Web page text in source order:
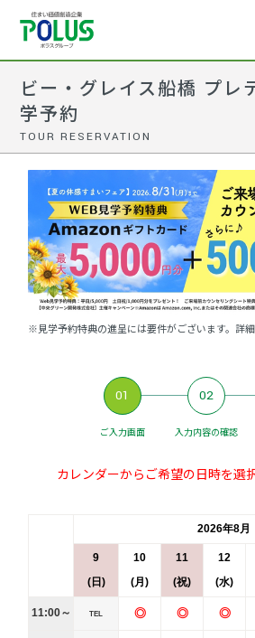
ビー・グレイス船橋 プレ
学予約
TOUR RESERVATION
※見学予約特典の進呈には要件がございます。詳
01
ご入力画面
02
入力内容の確認
カレンダーからご希望の日時を選
2026年8月
9
(日)
10
(月)
11
(祝)
12
(水)
11:00～ TEL ◎ ◎ ◎